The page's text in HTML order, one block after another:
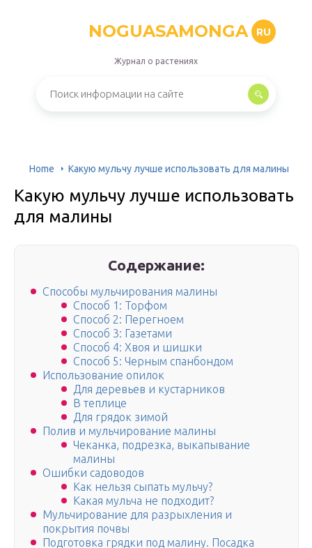
NOGUASAMONGA RU
Журнал о растениях
Home Какую мульчу лучше использовать для малины
Какую мульчу лучше использовать
для малины
Содержание:
Способы мульчирования малины
Способ 1: Торфом
Способ 2: Перегноем
Способ 3: Газетами
Способ 4: Хвоя и шишки
Способ 5: Черным спанбондом
Использование опилок
Для деревьев и кустарников
В теплице
Для грядок зимой
Полив и мульчирование малины
Чеканка, подрезка, выкапывание
малины
Ошибки садоводов
Как нельзя сыпать мульчу?
Какая мульча не подходит?
Мульчирование для разрыхления и
покрытия почвы
Подготовка грядки под малину. Посадка